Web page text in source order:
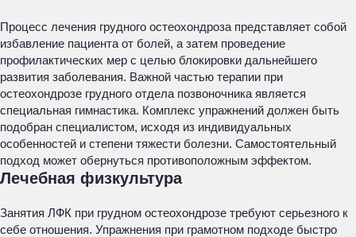
Процесс лечения грудного остеохондроза представляет собой
избавление пациента от болей, а затем проведение
профилактических мер с целью блокировки дальнейшего
развития заболевания. Важной частью терапии при
остеохондрозе грудного отдела позвоночника является
специальная гимнастика. Комплекс упражнений должен быть
подобран специалистом, исходя из индивидуальных
особенностей и степени тяжести болезни. Самостоятельный
подход может обернуться противоположным эффектом.
Лечебная физкультура
Занятия ЛФК при грудном остеохондрозе требуют серьезного к
себе отношения. Упражнения при грамотном подходе быстро